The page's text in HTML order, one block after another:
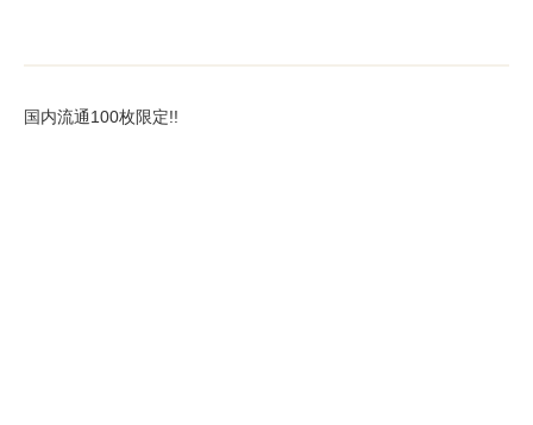
国内流通100枚限定!!